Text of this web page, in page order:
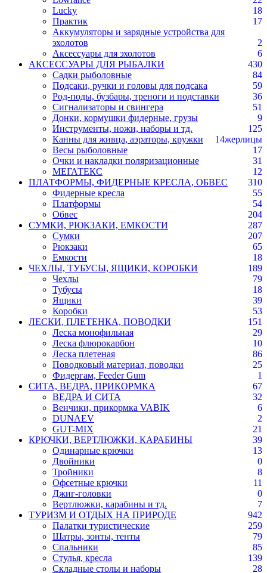
Lucky
18
Практик
17
Аккумуляторы и зарядные устройства для
эхолотов
2
Аксессуары для эхолотов
6
АКСЕССУАРЫ ДЛЯ РЫБАЛКИ
430
Садки рыболовные
84
Подсаки, ручки и головы для подсака
59
Род-поды, бузбары, треноги и подставки
36
Сигнализаторы и свингера
51
Донки, кормушки фидерные, грузы
9
Инструменты, ножи, наборы и тд.
125
Канны для живца, аэраторы, кружки
жерлицы
14
Весы рыболовные
17
Очки и накладки поляризационные
31
МЕГАТЕКС
12
ПЛАТФОРМЫ, ФИДЕРНЫЕ КРЕСЛА, ОБВЕС
310
Фидерные кресла
55
Платформы
54
Обвес
204
СУМКИ, РЮКЗАКИ, ЕМКОСТИ
287
Сумки
207
Рюкзаки
65
Емкости
18
ЧЕХЛЫ, ТУБУСЫ, ЯЩИКИ, КОРОБКИ
189
Чехлы
79
Тубусы
18
Ящики
39
Коробки
53
ЛЕСКИ, ПЛЕТЕНКА, ПОВОДКИ
151
Леска монофильная
29
Леска флюрокарбон
10
Леска плетеная
86
Поводковый материал, поводки
25
Фидергам, Feeder Gum
1
СИТА, ВЕДРА, ПРИКОРМКА
67
ВЕДРА И СИТА
32
Венчики, прикормка VABIK
6
DUNAEV
2
GUT-MIX
21
КРЮЧКИ, ВЕРТЛЮЖКИ, КАРАБИНЫ
39
Одинарные крючки
13
Двойники
0
Тройники
8
Офсетные крючки
11
Джиг-головки
0
Вертлюжки, карабины и тд.
7
ТУРИЗМ И ОТДЫХ НА ПРИРОДЕ
942
Палатки туристические
259
Шатры, зонты, тенты
79
Спальники
85
Стулья, кресла
139
Складные столы и наборы
28